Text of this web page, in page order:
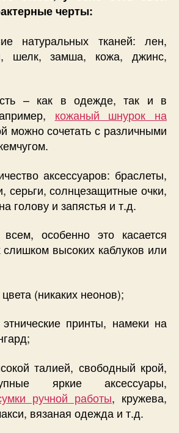
черты:
натуральных тканей: лен,
шелк, замша, кожа, джинс,
– как в одежде, так и в
кожаный шнурок на
можно сочетать с различными
аксессуаров: браслеты,
серьги, солнцезащитные очки,
голову и запястья и т.д.
особенно это касается
слишком высоких каблуков или
(никаких неонов);
принты, намеки на
талией, свободный крой,
яркие аксессуары,
ручной работы, кружева,
вязаная одежда и т.д.